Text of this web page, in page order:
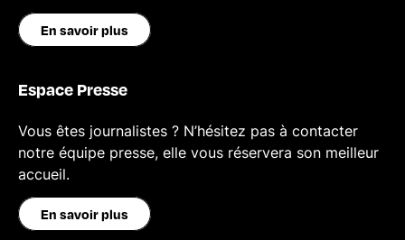
En savoir plus
Espace Presse
Vous êtes journalistes ? N’hésitez pas à contacter
notre équipe presse, elle vous réservera son meilleur
accueil.
En savoir plus